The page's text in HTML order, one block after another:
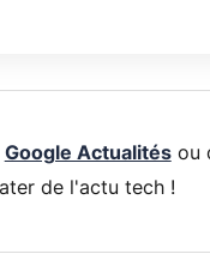
Google Actualitésou
de l'actu tech !